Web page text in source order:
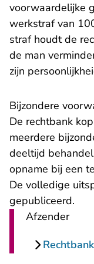
voorwaardelijke
werkstraf van
straf houdt de
de man
zijn
Bijzondere
De rechtbank
meerdere
deeltijd
opname bij een
De volledige
gepubliceerd.
Afzender